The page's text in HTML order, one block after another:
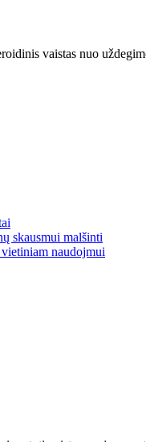
vaistas nuo
skausmui malšinti
naudojmui